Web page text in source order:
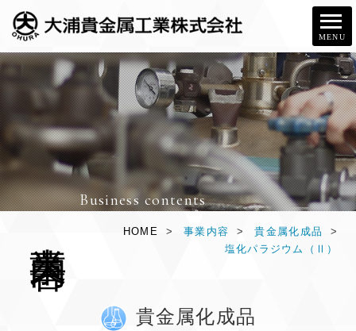
MENU
Business contents
HOME > 事業内容 > 貴金属化成品
>
塩化パラジウム（Ⅱ）
貴金属化成品